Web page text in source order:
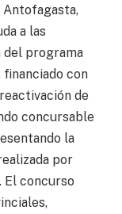
Antofagasta,
a las
del programa
financiado con
de
concursable
la
por
El concurso